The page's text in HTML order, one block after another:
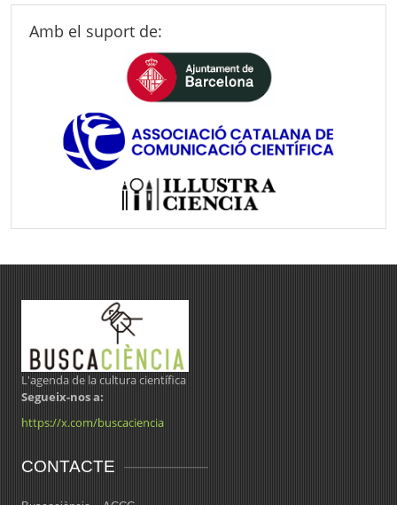
Amb el suport de:
L'agenda de la cultura científica
Segueix-nos a:
https://x.com/buscaciencia
CONTACTE